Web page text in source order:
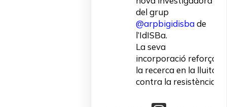
del grup
@arpbigidisbade
l’IdISBa.
La seva
incorporació reforça
la recerca en la lluita
contra la resistència